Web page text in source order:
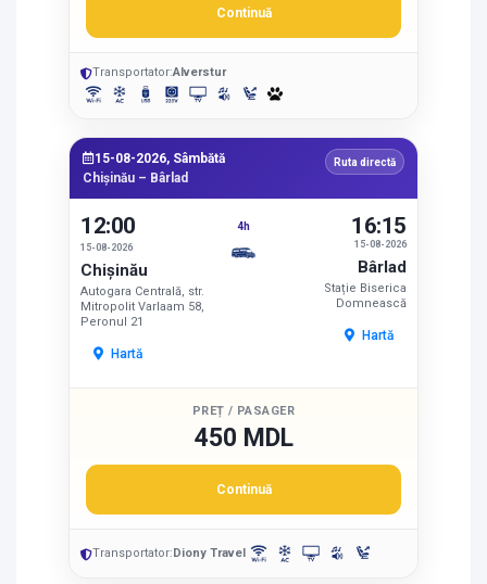
Continuă
Transportator:Alverstur
15-08-2026, Sâmbătă
Chișinău – Bârlad
Ruta directă
12:00
15-08-2026
Chișinău
Autogara Centrală, str.
Mitropolit Varlaam 58,
Peronul 21
Hartă
4h
15-08-2026
16:15
Bârlad
Stație Biserica
Domnească
Hartă
PREȚ / PASAGER
450 MDL
Continuă
Transportator:Diony Travel